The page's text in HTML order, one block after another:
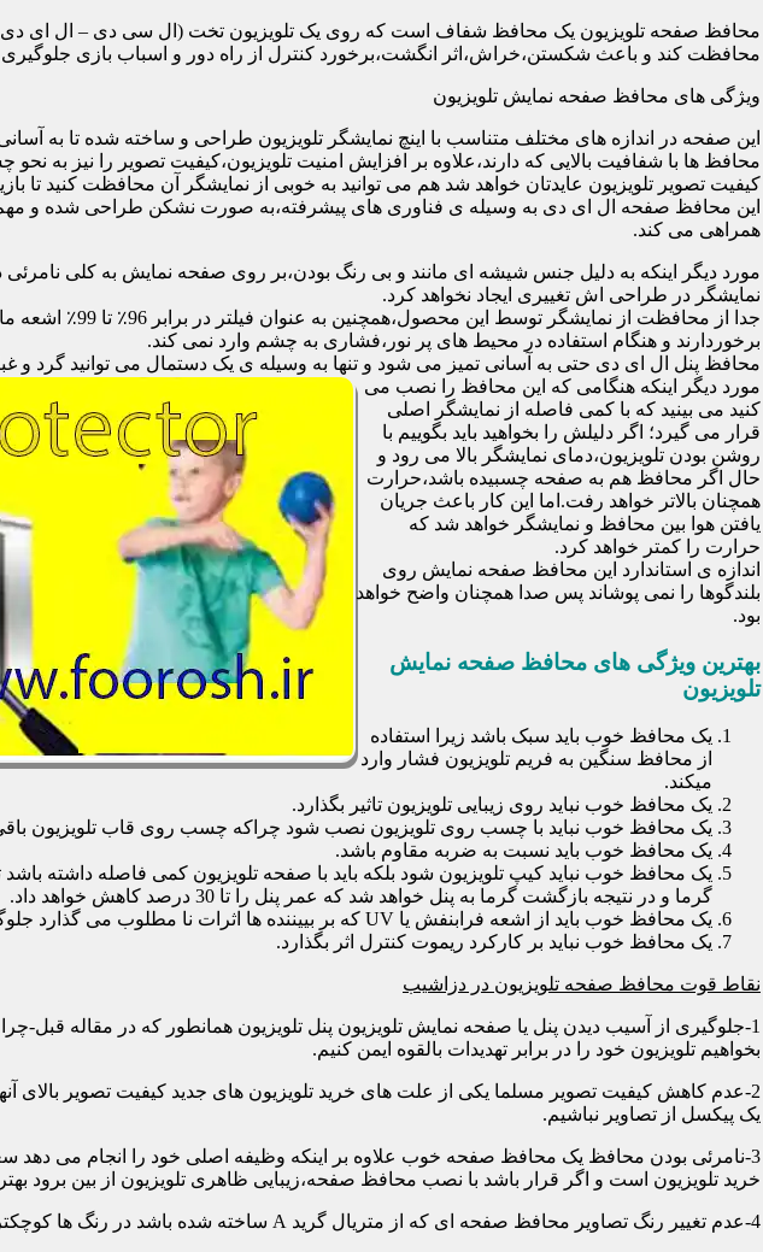
محافظت کند و باعث شکستن،خراش،اثر انگشت،برخورد کنترل از راه دور و اسباب بازی جلوگیری
ویژگی های محافظ صفحه نمایش تلویزیون
این صفحه در اندازه های مختلف متناسب با اینچ نمایشگر تلویزیون طراحی و ساخته شده تا به
کیفیت تصویر تلویزیون عایدتان خواهد شد هم می توانید به خوبی از نمایشگر آن محافظت کنید تا
این محافظ صفحه ال ای دی به وسیله ی فناوری های پیشرفته،به صورت نشکن طراحی شده و مهم
همراهی می کند.
مورد دیگر اینکه به دلیل جنس شیشه ای مانند و بی رنگ بودن،بر روی صفحه نمایش به کلی
نمایشگر در طراحی اش تغییری ایجاد نخواهد کرد.
برخوردارند و هنگام استفاده در محیط های پر نور،فشاری به چشم وارد نمی کند.
محافظ پنل ال ای دی حتی به آسانی تمیز می شود و تنها به وسیله ی یک دستمال می توانید گرد و
مورد دیگر اینکه هنگامی که این محافظ را نصب می
کنید می بینید که با کمی فاصله از نمایشگر اصلی
قرار می گیرد؛ اگر دلیلش را بخواهید باید بگوییم با
روشن بودن تلویزیون،دمای نمایشگر بالا می رود و
حال اگر محافظ هم به صفحه چسبیده باشد،حرارت
همچنان بالاتر خواهد رفت.اما این کار باعث جریان
یافتن هوا بین محافظ و نمایشگر خواهد شد که
حرارت را کمتر خواهد کرد.
اندازه ی استاندارد این محافظ صفحه نمایش روی
بلندگوها را نمی پوشاند پس صدا همچنان واضح خواهد
بود.
بهترین ویژگی های محافظ صفحه نمایش
تلویزیون
یک محافظ خوب باید سبک باشد زیرا استفاده
از محافظ سنگین به فریم تلویزیون فشار وارد
میکند.
یک محافظ خوب نباید روی زیبایی تلویزیون تاثیر بگذارد.
یک محافظ خوب نباید با چسب روی تلویزیون نصب شود چراکه چسب روی قاب تلویزیون باقی
یک محافظ خوب باید نسبت به ضربه مقاوم باشد.
یک محافظ خوب نباید کیپ تلویزیون شود بلکه باید با صفحه تلویزیون کمی فاصله داشته
گرما و در نتیجه بازگشت گرما به پنل خواهد شد که عمر پنل را تا 30 درصد کاهش خواهد داد.
یک محافظ خوب باید از اشعه فرابنفش یا UV که بر بییننده ها اثرات نا مطلوب می گذارد جلوگیری کند.
یک محافظ خوب نباید بر کارکرد ریموت کنترل اثر بگذارد.
نقاط قوت محافظ صفحه تلویزیون در دزاشیب
1-جلوگیری از آسیب دیدن پنل یا صفحه نمایش تلویزیون پنل تلویزیون همانطور که در مقاله
بخواهیم تلویزیون خود را در برابر تهدیدات بالقوه ایمن کنیم.
2-عدم کاهش کیفیت تصویر مسلما یکی از علت های خرید تلویزیون های جدید کیفیت تصویر
یک پیکسل از تصاویر نباشیم.
3-نامرئی بودن محافظ یک محافظ صفحه خوب علاوه بر اینکه وظیفه اصلی خود را انجام می دهد
خرید تلویزیون است و اگر قرار باشد با نصب محافظ صفحه،زیبایی ظاهری تلویزیون از بین برود
4-عدم تغییر رنگ تصاویر محافظ صفحه ای که از متریال گرید A ساخته شده باشد در رنگ ها کوچکترین دخالتی از خود نشان نمی دهد و شما می توانید با خیالی آسوده از تصاویر و رنگهای اورجینال لذت ببرید.